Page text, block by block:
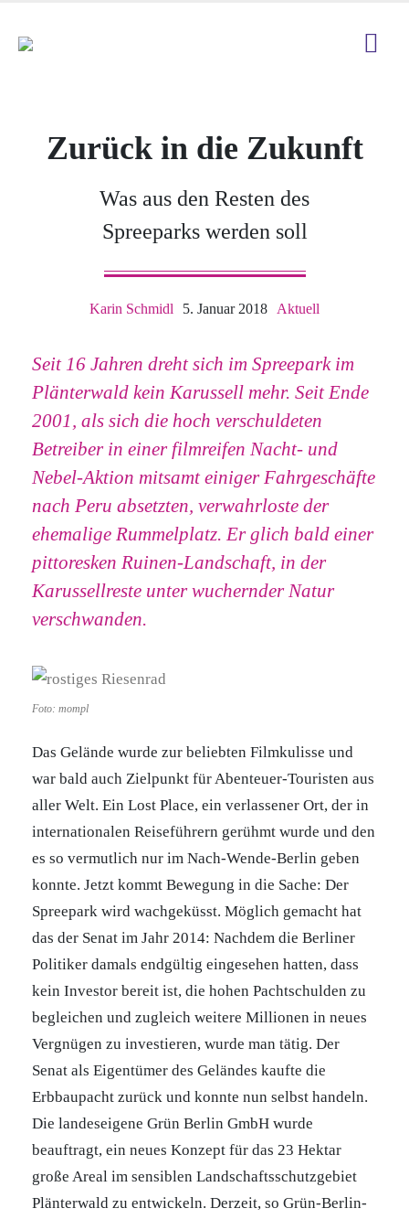
Zurück in die Zukunft
Was aus den Resten des
Spreeparks werden soll
Karin Schmidl 5. Januar 2018 Aktuell
Seit 16 Jahren dreht sich im Spreepark im
Plänterwald kein Karussell mehr. Seit Ende
2001, als sich die hoch verschuldeten
Betreiber in einer filmreifen Nacht- und
Nebel-Aktion mitsamt einiger Fahrgeschäfte
nach Peru absetzten, verwahrloste der
ehemalige Rummelplatz. Er glich bald einer
pittoresken Ruinen-Landschaft, in der
Karussellreste unter wuchernder Natur
verschwanden.
Foto: mompl
Das Gelände wurde zur beliebten Filmkulisse und
war bald auch Zielpunkt für Abenteuer-Touristen aus
aller Welt. Ein Lost Place, ein verlassener Ort, der in
internationalen Reiseführern gerühmt wurde und den
es so vermutlich nur im Nach-Wende-Berlin geben
konnte. Jetzt kommt Bewegung in die Sache: Der
Spreepark wird wachgeküsst. Möglich gemacht hat
das der Senat im Jahr 2014: Nachdem die Berliner
Politiker damals endgültig eingesehen hatten, dass
kein Investor bereit ist, die hohen Pachtschulden zu
begleichen und zugleich weitere Millionen in neues
Vergnügen zu investieren, wurde man tätig. Der
Senat als Eigentümer des Geländes kaufte die
Erbbaupacht zurück und konnte nun selbst handeln.
Die landeseigene Grün Berlin GmbH wurde
beauftragt, ein neues Konzept für das 23 Hektar
große Areal im sensiblen Landschaftsschutzgebiet
Plänterwald zu entwickeln. Derzeit, so Grün-Berlin-